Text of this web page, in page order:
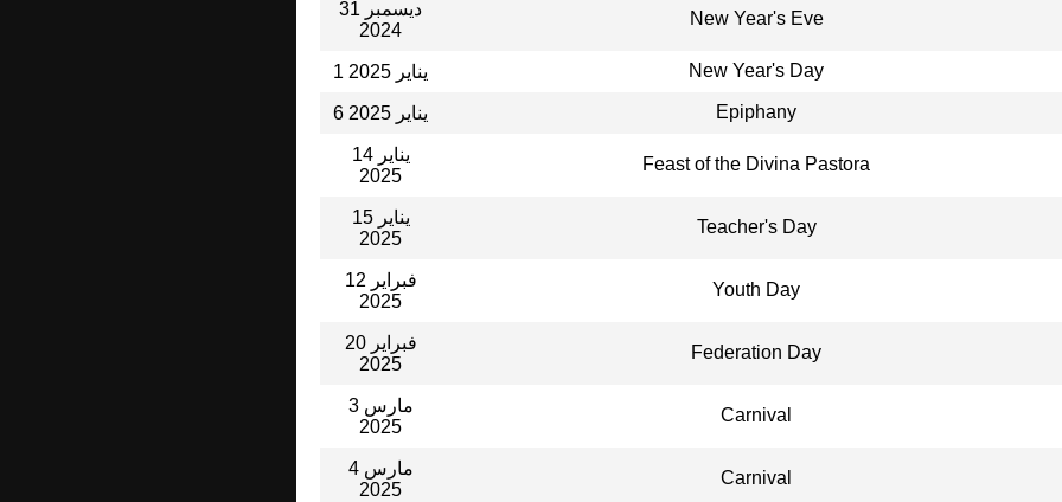
31 ديسمبر
2024
New Year's Eve
1 يناير 2025 New Year's Day
6 يناير 2025 Epiphany
14 يناير
2025
Feast of the Divina Pastora
15 يناير
2025
Teacher's Day
12 فبراير
2025
Youth Day
20 فبراير
2025
Federation Day
3 مارس
2025
Carnival
4 مارس
2025
Carnival